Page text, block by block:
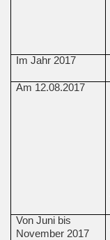
Im Jahr 2017
Am 12.08.2017
Von Juni bis
November 2017